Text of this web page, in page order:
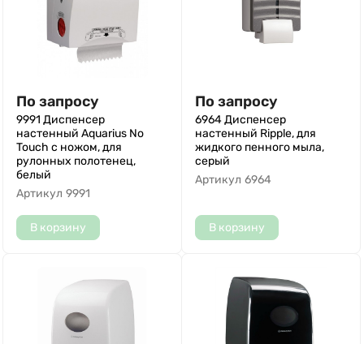
По запросу
9991 Диспенсер
настенный Aquarius No
Touch с ножом, для
рулонных полотенец,
белый
Артикул 9991
В корзину
По запросу
6964 Диспенсер
настенный Ripple, для
жидкого пенного мыла,
серый
Артикул 6964
В корзину